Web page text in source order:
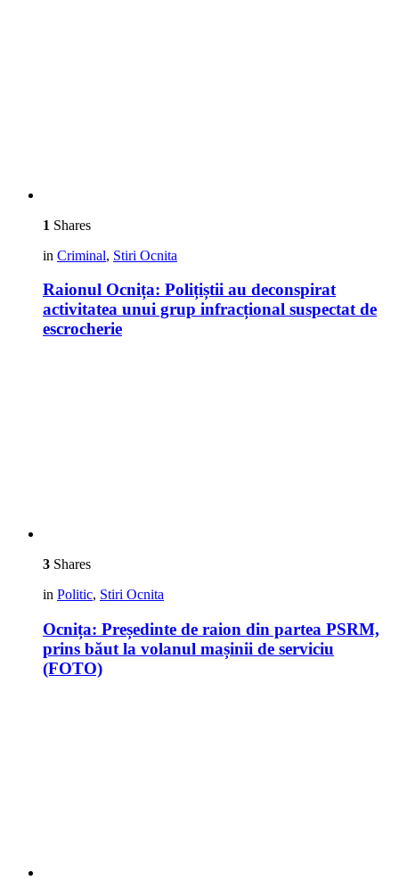
1 Shares
in Criminal, Stiri Ocnita
Raionul Ocnița: Polițiștii au deconspirat
activitatea unui grup infracțional suspectat de
escrocherie
3 Shares
in Politic, Stiri Ocnita
Ocnița: Președinte de raion din partea PSRM,
prins băut la volanul mașinii de serviciu
(FOTO)